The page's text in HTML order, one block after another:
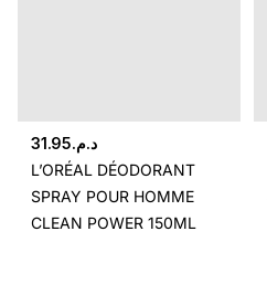
د.م.31.95
L’ORÉAL DÉODORANT
SPRAY POUR HOMME
CLEAN POWER 150ML